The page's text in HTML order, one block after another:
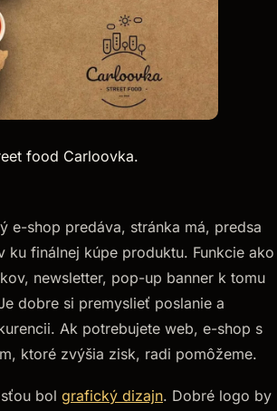
food Carloovka.
e-shop predáva, stránka má, predsa
ku finálnej kúpe produktu. Funkcie ako
newsletter, pop-up banner k tomu
dobre si premyslieť poslanie a
Ak potrebujete web, e-shop s
ktoré zvýšia zisk, radi pomôžeme.
bol grafický dizajn. Dobré logo by